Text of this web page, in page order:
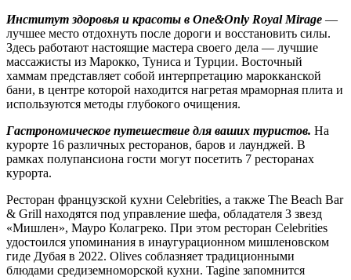
Институт здоровья и красоты в One&Only Royal Mirage —
лучшее место отдохнуть после дороги и восстановить силы.
Здесь работают настоящие мастера своего дела — лучшие
массажисты из Марокко, Туниса и Турции. Восточный
хаммам представляет собой интерпретацию марокканской
бани, в центре которой находится нагретая мраморная плита и
используются методы глубокого очищения.
Гастрономическое путешествие для ваших туристов. На
курорте 16 различных ресторанов, баров и лаунджей. В
рамках полупансиона гости могут посетить 7 ресторанах
курорта.
Ресторан французской кухни Celebrities, а также The Beach Bar
& Grill находятся под управление шефа, обладателя 3 звезд
«Мишлен», Мауро Колагреко. При этом ресторан Celebrities
удостоился упоминания в инаугурационном мишленовском
гиде Дубая в 2022. Olives соблазняет традиционными
блюдами средиземноморской кухни. Tagine запомнится